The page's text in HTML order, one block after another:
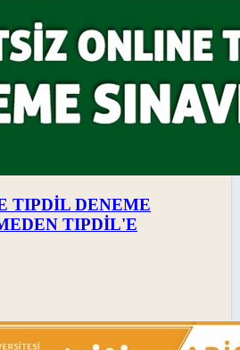
TIPDİL DENEME
TIPDİL'E